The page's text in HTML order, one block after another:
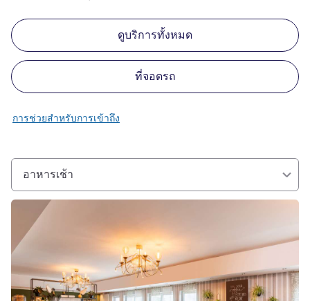
ดูบริการทั้งหมด
ที่จอดรถ
การช่วยสำหรับการเข้าถึง
อาหารเช้า
ดูรายละเอียด